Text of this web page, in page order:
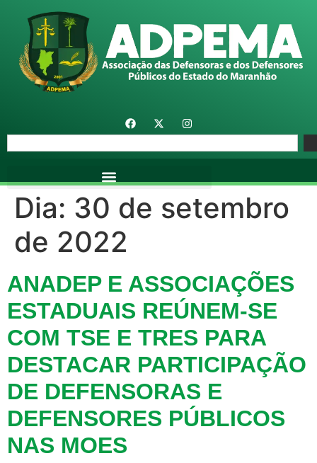
Dia: 30 de setembro
de 2022
ANADEP E ASSOCIAÇÕES
ESTADUAIS REÚNEM-SE
COM TSE E TRES PARA
DESTACAR PARTICIPAÇÃO
DE DEFENSORAS E
DEFENSORES PÚBLICOS
NAS MOES